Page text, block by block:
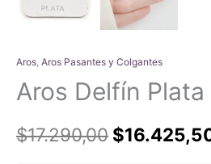
Aros, Aros Pasantes y Colgantes
Aros Delfín
$17.290,00 El
$